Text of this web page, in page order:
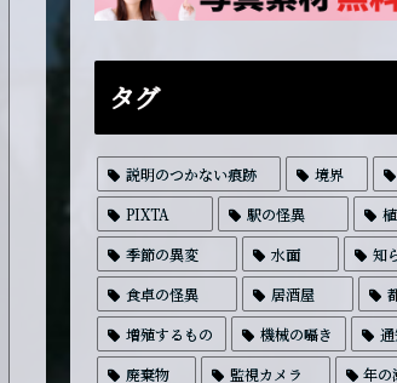
タグ
説明のつかない痕跡 境界
PIXTA
駅の怪異
季節の異変
水面
知
食卓の怪異
居酒屋
増殖するもの
機械の囁き
廃棄物
監視カメラ
年の